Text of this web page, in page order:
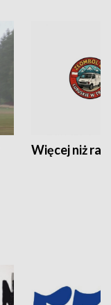
Więcej niż rajd